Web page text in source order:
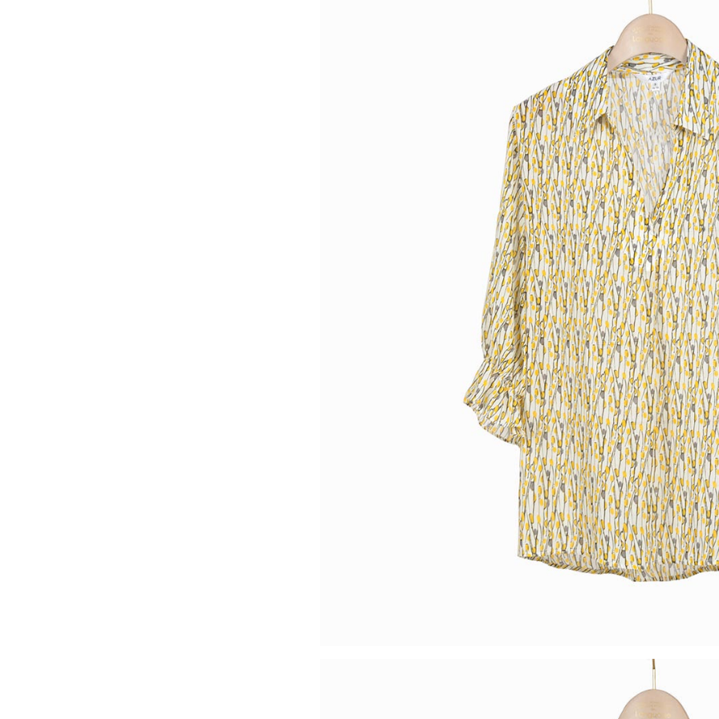
※ 交易是
是否繳費
付客戶支
【注意事
１．透過
交易，需
求債權轉
２．關於
https://
３．未成
「AFTEE
任。
４．使用
即時審查
結果請求
５．嚴禁
形，恩沛
動。
每筆
宅配-滿
每筆